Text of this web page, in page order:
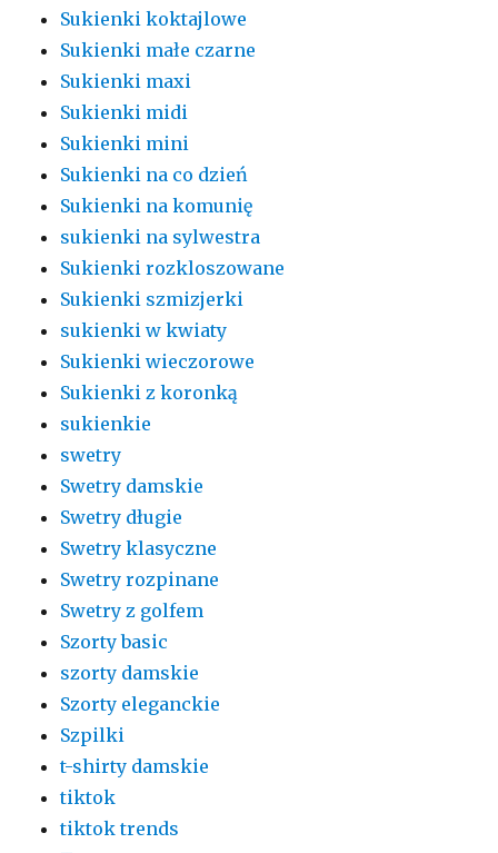
Sukienki koktajlowe
Sukienki małe czarne
Sukienki maxi
Sukienki midi
Sukienki mini
Sukienki na co dzień
Sukienki na komunię
sukienki na sylwestra
Sukienki rozkloszowane
Sukienki szmizjerki
sukienki w kwiaty
Sukienki wieczorowe
Sukienki z koronką
sukienkie
swetry
Swetry damskie
Swetry długie
Swetry klasyczne
Swetry rozpinane
Swetry z golfem
Szorty basic
szorty damskie
Szorty eleganckie
Szpilki
t-shirty damskie
tiktok
tiktok trends